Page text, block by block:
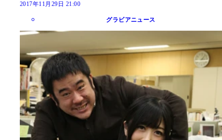
2017年11月29日 21:00
グラビアニュース